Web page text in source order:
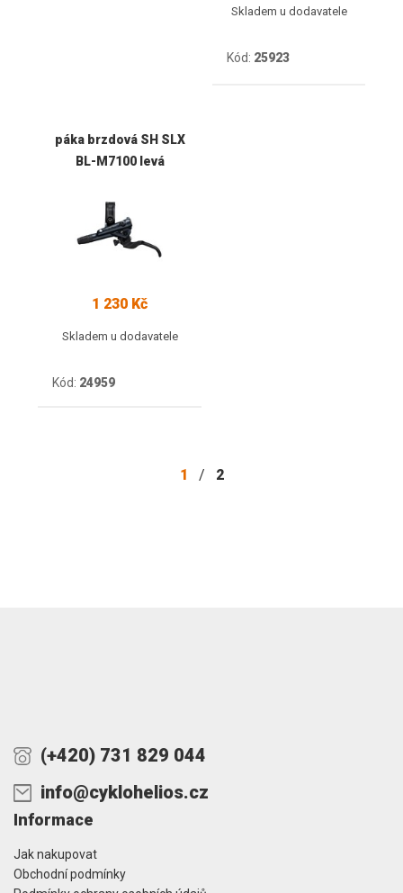
Skladem u dodavatele
Kód: 25923
páka brzdová SH SLX
BL-M7100 levá
1 230 Kč
Skladem u dodavatele
Kód: 24959
1 / 2
(+420) 731 829 044
info@cyklohelios.cz
Informace
Jak nakupovat
Obchodní podmínky